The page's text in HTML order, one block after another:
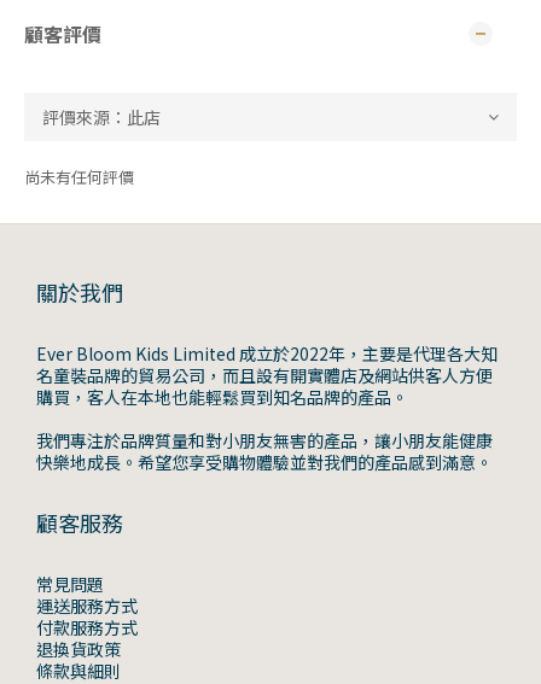
顧客評價
尚未有任何評價
關於我們
Ever Bloom Kids Limited 成立於2022年，主要是代理各大知
名童裝品牌的貿易公司，而且設有開實體店及網站供客人方便
購買，客人在本地也能輕鬆買到知名品牌的產品。
我們專注於品牌質量和對小朋友無害的產品，讓小朋友能健康
快樂地成長。希望您享受購物體驗並對我們的產品感到滿意。
顧客服務
常見問題
運送服務方式
付款服務方式
退換貨政策
條款與細則